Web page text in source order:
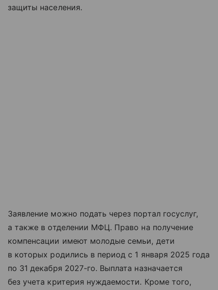
защиты населения.
Заявление можно подать через портал госуслуг,
а также в отделении МФЦ. Право на получение
компенсации имеют молодые семьи, дети
в которых родились в период с 1 января 2025 года
по 31 декабря 2027-го. Выплата назначается
без учета критерия нуждаемости. Кроме того,